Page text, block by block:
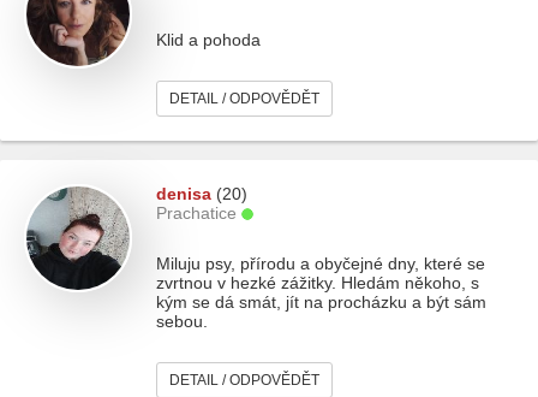
Klid a pohoda
DETAIL / ODPOVĚDĚT
denisa (20)
Prachatice
Miluju psy, přírodu a obyčejné dny, které se
zvrtnou v hezké zážitky. Hledám někoho, s
kým se dá smát, jít na procházku a být sám
sebou.
DETAIL / ODPOVĚDĚT